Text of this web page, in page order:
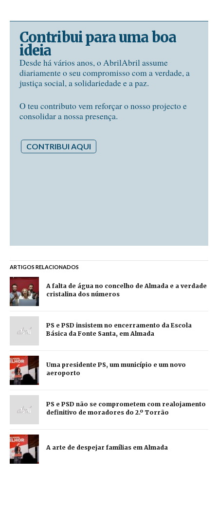
Contribui para uma boa
ideia
Desde há vários anos, o AbrilAbril assume
diariamente o seu compromisso com a verdade, a
justiça social, a solidariedade e a paz.
O teu contributo vem reforçar o nosso projecto e
consolidar a nossa presença.
CONTRIBUI AQUI
ARTIGOS RELACIONADOS
A falta de água no concelho de Almada e a verdade
cristalina dos números
PS e PSD insistem no encerramento da Escola
Básica da Fonte Santa, em Almada
Uma presidente PS, um município e um novo
aeroporto
PS e PSD não se comprometem com realojamento
definitivo de moradores do 2.º Torrão
A arte de despejar famílias em Almada